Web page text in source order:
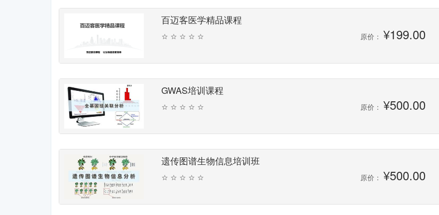
百迈客医学精品课程
原价： ¥199.00
GWAS培训课程
原价： ¥500.00
遗传图谱生物信息培训班
原价： ¥500.00